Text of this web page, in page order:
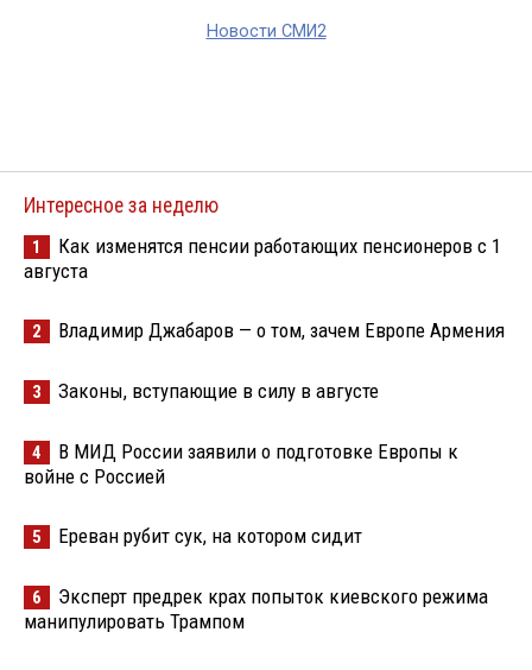
Новости СМИ2
Интересное за неделю
1
Как изменятся пенсии работающих пенсионеров с 1
августа
2 Владимир Джабаров — о том, зачем Европе Армения
3 Законы, вступающие в силу в августе
4
В МИД России заявили о подготовке Европы к
войне с Россией
5 Ереван рубит сук, на котором сидит
6
Эксперт предрек крах попыток киевского режима
манипулировать Трампом